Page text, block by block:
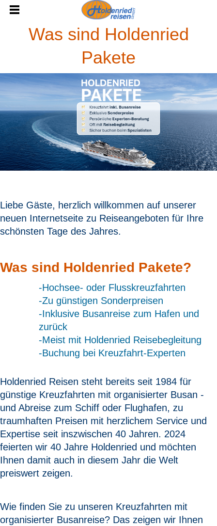
Was sind Holdenried
Pakete
Liebe Gäste, herzlich willkommen auf unserer
neuen Internetseite zu Reiseangeboten für Ihre
schönsten Tage des Jahres.
Was sind Holdenried Pakete?
-Hochsee- oder Flusskreuzfahrten
-Zu günstigen Sonderpreisen
-Inklusive Busanreise zum Hafen und
zurück
-Meist mit Holdenried Reisebegleitung
-Buchung bei Kreuzfahrt-Experten
Holdenried Reisen steht bereits seit 1984 für
günstige Kreuzfahrten mit organisierter Busan -
und Abreise zum Schiff oder Flughafen, zu
traumhaften Preisen mit herzlichem Service und
Expertise seit inszwischen 40 Jahren. 2024
feierten wir 40 Jahre Holdenried und möchten
Ihnen damit auch in diesem Jahr die Welt
preiswert zeigen.
Wie finden Sie zu unseren Kreuzfahrten mit
organisierter Busanreise? Das zeigen wir Ihnen